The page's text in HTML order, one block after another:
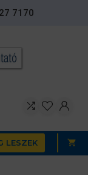
7170
LESZEK